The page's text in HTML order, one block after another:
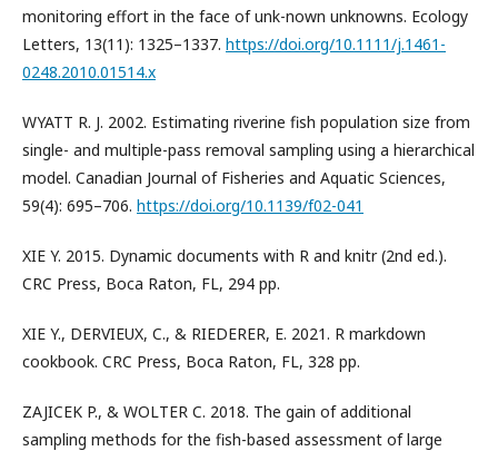
monitoring effort in the face of unk-nown unknowns. Ecology
Letters, 13(11): 1325–1337. https://doi.org/10.1111/j.1461-
0248.2010.01514.x
WYATT R. J. 2002. Estimating riverine fish population size from
single- and multiple-pass removal sampling using a hierarchical
model. Canadian Journal of Fisheries and Aquatic Sciences,
59(4): 695–706. https://doi.org/10.1139/f02-041
XIE Y. 2015. Dynamic documents with R and knitr (2nd ed.).
CRC Press, Boca Raton, FL, 294 pp.
XIE Y., DERVIEUX, C., & RIEDERER, E. 2021. R markdown
cookbook. CRC Press, Boca Raton, FL, 328 pp.
ZAJICEK P., & WOLTER C. 2018. The gain of additional
sampling methods for the fish-based assessment of large